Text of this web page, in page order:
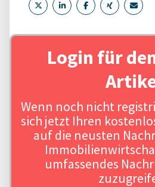
Login für
Wenn noch nicht
sich jetzt Ihren
auf die neusten
umfassendes